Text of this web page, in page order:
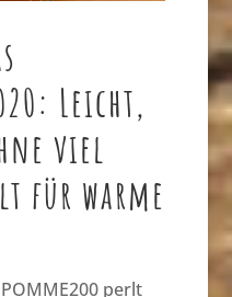
Leicht,
viel
für warme
perlt